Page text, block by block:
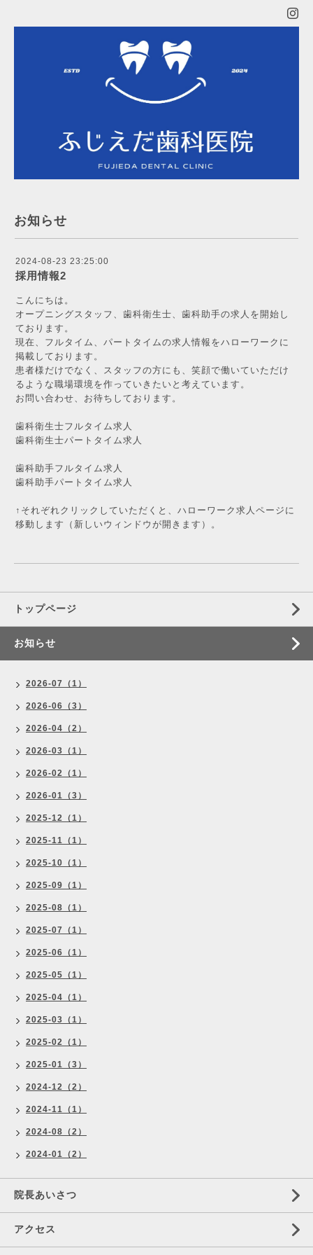
お知らせ
2024-08-23 23:25:00
採用情報2
こんにちは。
オープニングスタッフ、歯科衛生士、歯科助手の求人を開始し
ております。
現在、フルタイム、パートタイムの求人情報をハローワークに
掲載しております。
患者様だけでなく、スタッフの方にも、笑顔で働いていただけ
るような職場環境を作っていきたいと考えています。
お問い合わせ、お待ちしております。
歯科衛生士フルタイム求人
歯科衛生士パートタイム求人
歯科助手フルタイム求人
歯科助手パートタイム求人
↑それぞれクリックしていただくと、ハローワーク求人ページに
移動します（新しいウィンドウが開きます）。
トップページ
お知らせ
2026-07（1）
2026-06（3）
2026-04（2）
2026-03（1）
2026-02（1）
2026-01（3）
2025-12（1）
2025-11（1）
2025-10（1）
2025-09（1）
2025-08（1）
2025-07（1）
2025-06（1）
2025-05（1）
2025-04（1）
2025-03（1）
2025-02（1）
2025-01（3）
2024-12（2）
2024-11（1）
2024-08（2）
2024-01（2）
院長あいさつ
アクセス